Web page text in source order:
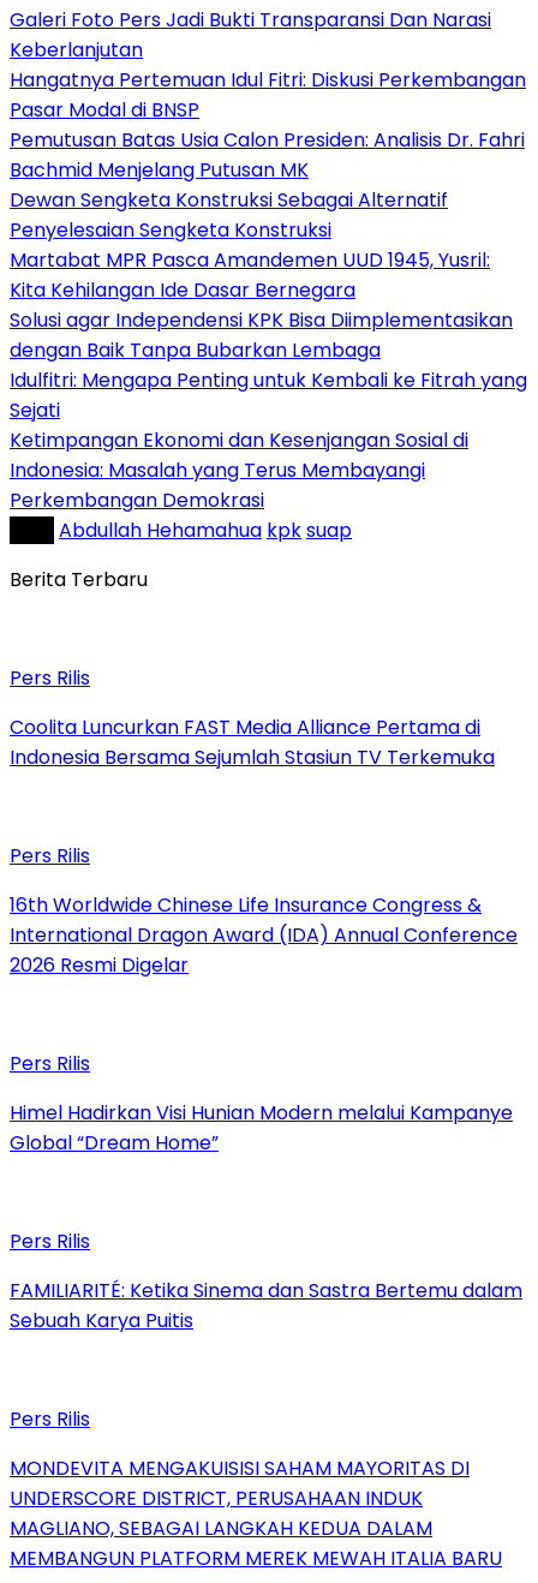
Galeri Foto Pers Jadi Bukti Transparansi Dan Narasi
Keberlanjutan
Hangatnya Pertemuan Idul Fitri: Diskusi Perkembangan
Pasar Modal di BNSP
Pemutusan Batas Usia Calon Presiden: Analisis Dr. Fahri
Bachmid Menjelang Putusan MK
Dewan Sengketa Konstruksi Sebagai Alternatif
Penyelesaian Sengketa Konstruksi
Martabat MPR Pasca Amandemen UUD 1945, Yusril:
Kita Kehilangan Ide Dasar Bernegara
Solusi agar Independensi KPK Bisa Diimplementasikan
dengan Baik Tanpa Bubarkan Lembaga
Idulfitri: Mengapa Penting untuk Kembali ke Fitrah yang
Sejati
Ketimpangan Ekonomi dan Kesenjangan Sosial di
Indonesia: Masalah yang Terus Membayangi
Perkembangan Demokrasi
Abdullah Hehamahua kpksuap
Berita Terbaru
Pers Rilis
Coolita Luncurkan FAST Media Alliance Pertama di
Indonesia Bersama Sejumlah Stasiun TV Terkemuka
Pers Rilis
16th Worldwide Chinese Life Insurance Congress &
International Dragon Award (IDA) Annual Conference
2026 Resmi Digelar
Pers Rilis
Himel Hadirkan Visi Hunian Modern melalui Kampanye
Global “Dream Home”
Pers Rilis
FAMILIARITÉ: Ketika Sinema dan Sastra Bertemu dalam
Sebuah Karya Puitis
Pers Rilis
MONDEVITA MENGAKUISISI SAHAM MAYORITAS DI
UNDERSCORE DISTRICT, PERUSAHAAN INDUK
MAGLIANO, SEBAGAI LANGKAH KEDUA DALAM
MEMBANGUN PLATFORM MEREK MEWAH ITALIA BARU